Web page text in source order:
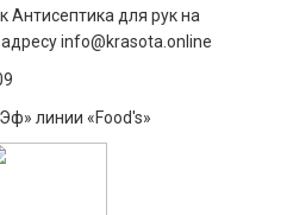
Антисептика для рук на
info@krasota.online
линии «Food's»